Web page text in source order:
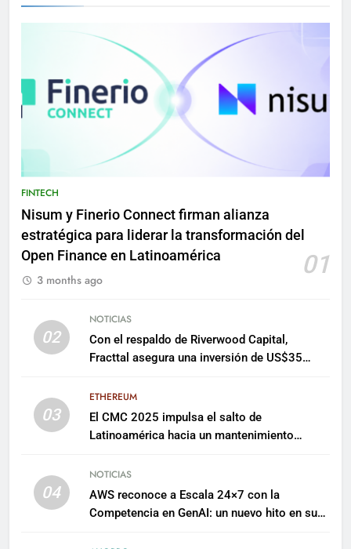
FINTECH
Nisum y Finerio Connect firman alianza
estratégica para liderar la transformación del
Open Finance en Latinoamérica
01
3 months ago
02
NOTICIAS
Con el respaldo de Riverwood Capital,
Fracttal asegura una inversión de US$35
03
ETHEREUM
El CMC 2025 impulsa el salto de
Latinoamérica hacia un mantenimiento
04
NOTICIAS
AWS reconoce a Escala 24×7 con la
Competencia en GenAI: un nuevo hito en su